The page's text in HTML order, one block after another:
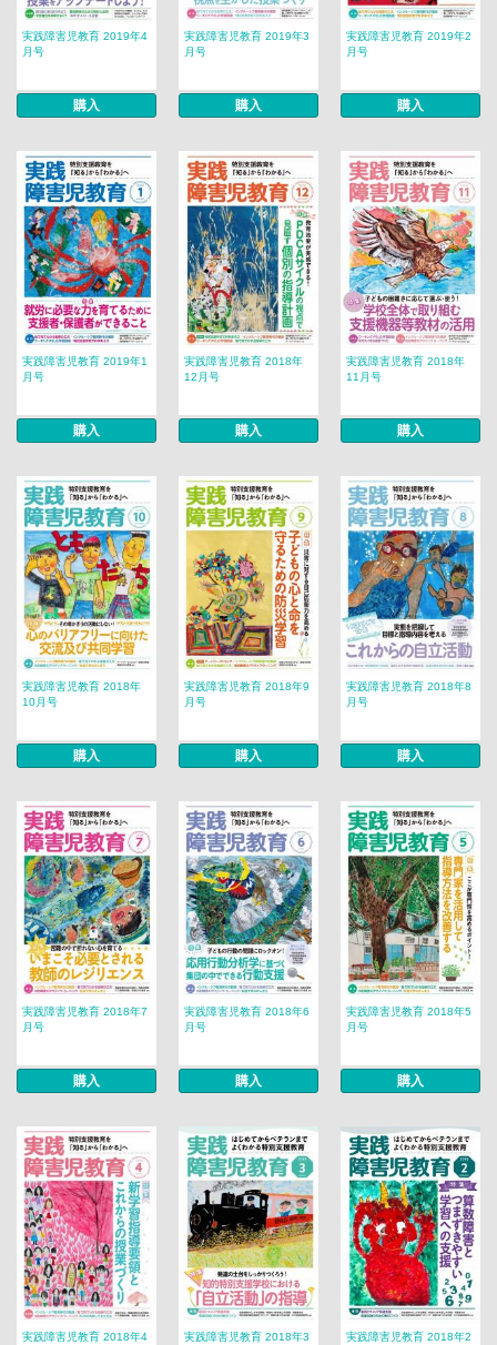
実践障害児教育 2019年4
月号
購入
実践障害児教育 2019年3
月号
購入
実践障害児教育 2019年2
月号
購入
実践障害児教育 2019年1
月号
購入
実践障害児教育 2018年
12月号
購入
実践障害児教育 2018年
11月号
購入
実践障害児教育 2018年
10月号
購入
実践障害児教育 2018年9
月号
購入
実践障害児教育 2018年8
月号
購入
実践障害児教育 2018年7
月号
購入
実践障害児教育 2018年6
月号
購入
実践障害児教育 2018年5
月号
購入
実践障害児教育 2018年4
実践障害児教育 2018年3
実践障害児教育 2018年2